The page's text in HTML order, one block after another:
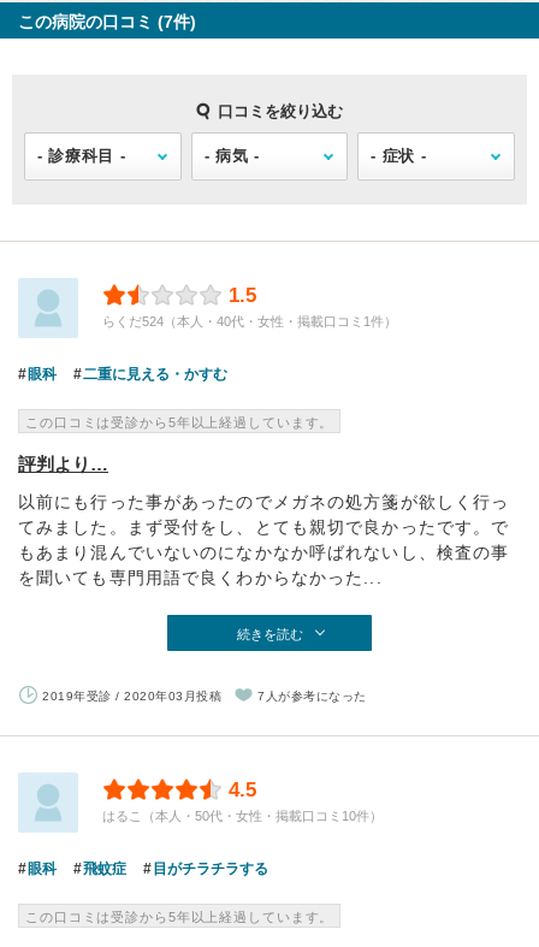
この病院の口コミ (7件)
口コミを絞り込む
1.5
らくだ524（本人・40代・女性・掲載口コミ1件）
眼科 二重に見える・かすむ
この口コミは受診から5年以上経過しています。
評判より…
以前にも行った事があったのでメガネの処方箋が欲しく行っ
てみました。まず受付をし、とても親切で良かったです。で
もあまり混んでいないのになかなか呼ばれないし、検査の事
を聞いても専門用語で良くわからなかった...
続きを読む
2019年受診 / 2020年03月投稿 7人が参考になった
4.5
はるこ（本人・50代・女性・掲載口コミ10件）
眼科 飛蚊症 目がチラチラする
この口コミは受診から5年以上経過しています。